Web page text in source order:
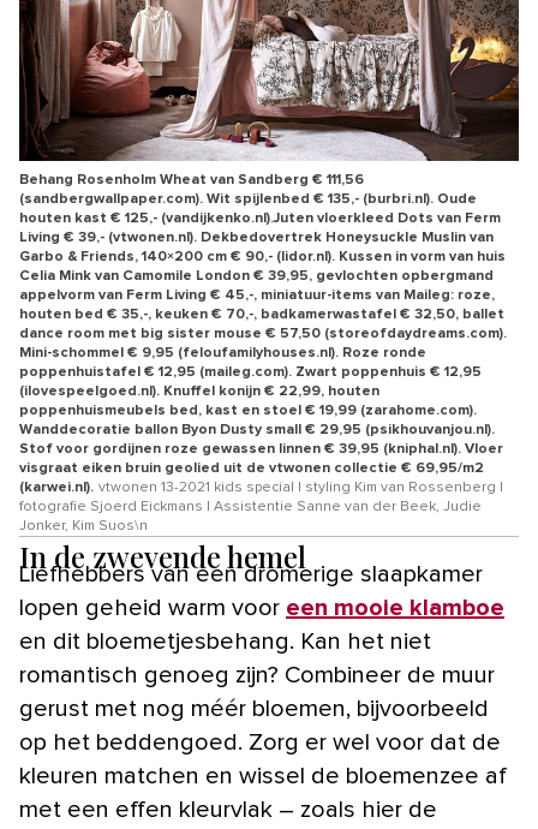
Behang Rosenholm Wheat van Sandberg € 111,56
(sandbergwallpaper.com). Wit spijlenbed € 135,- (burbri.nl). Oude
houten kast € 125,- (vandijkenko.nl).Juten vloerkleed Dots van Ferm
Living € 39,- (vtwonen.nl). Dekbedovertrek Honeysuckle Muslin van
Garbo & Friends, 140×200 cm € 90,- (lidor.nl). Kussen in vorm van huis
Celia Mink van Camomile London € 39,95, gevlochten opbergmand
appelvorm van Ferm Living € 45,-, miniatuur-items van Maileg: roze,
houten bed € 35,-, keuken € 70,-, badkamerwastafel € 32,50, ballet
dance room met big sister mouse € 57,50 (storeofdaydreams.com).
Mini-schommel € 9,95 (feloufamilyhouses.nl). Roze ronde
poppenhuistafel € 12,95 (maileg.com). Zwart poppenhuis € 12,95
(ilovespeelgoed.nl). Knuffel konijn € 22,99, houten
poppenhuismeubels bed, kast en stoel € 19,99 (zarahome.com).
Wanddecoratie ballon Byon Dusty small € 29,95 (psikhouvanjou.nl).
Stof voor gordijnen roze gewassen linnen € 39,95 (kniphal.nl). Vloer
visgraat eiken bruin geolied uit de vtwonen collectie € 69,95/m2
(karwei.nl). vtwonen 13-2021 kids special | styling Kim van Rossenberg |
fotografie Sjoerd Eickmans | Assistentie Sanne van der Beek, Judie
Jonker, Kim Suos\n
In de zwevende hemel
Liefhebbers van een dromerige slaapkamer
lopen geheid warm voor een mooie klamboe
en dit bloemetjesbehang. Kan het niet
romantisch genoeg zijn? Combineer de muur
gerust met nog méér bloemen, bijvoorbeeld
op het beddengoed. Zorg er wel voor dat de
kleuren matchen en wissel de bloemenzee af
met een effen kleurvlak – zoals hier de